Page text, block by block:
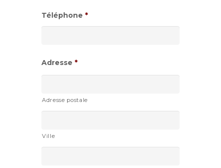
MM
Téléphone *
Adresse *
Adresse postale
Ville